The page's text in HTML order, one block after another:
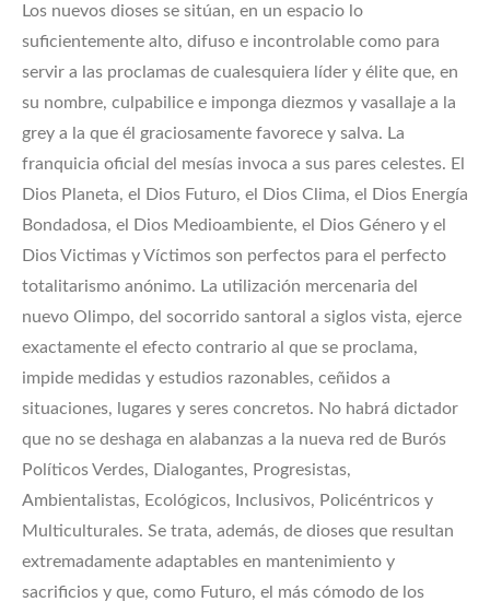
Los nuevos dioses se sitúan, en un espacio lo
suficientemente alto, difuso e incontrolable como para
servir a las proclamas de cualesquiera líder y élite que, en
su nombre, culpabilice e imponga diezmos y vasallaje a la
grey a la que él graciosamente favorece y salva. La
franquicia oficial del mesías invoca a sus pares celestes. El
Dios Planeta, el Dios Futuro, el Dios Clima, el Dios Energía
Bondadosa, el Dios Medioambiente, el Dios Género y el
Dios Victimas y Víctimos son perfectos para el perfecto
totalitarismo anónimo. La utilización mercenaria del
nuevo Olimpo, del socorrido santoral a siglos vista, ejerce
exactamente el efecto contrario al que se proclama,
impide medidas y estudios razonables, ceñidos a
situaciones, lugares y seres concretos. No habrá dictador
que no se deshaga en alabanzas a la nueva red de Burós
Políticos Verdes, Dialogantes, Progresistas,
Ambientalistas, Ecológicos, Inclusivos, Policéntricos y
Multiculturales. Se trata, además, de dioses que resultan
extremadamente adaptables en mantenimiento y
sacrificios y que, como Futuro, el más cómodo de los